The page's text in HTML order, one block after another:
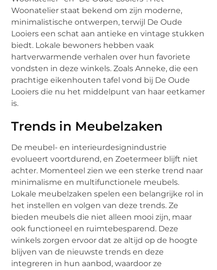
Woonatelier staat bekend om zijn moderne,
minimalistische ontwerpen, terwijl De Oude
Looiers een schat aan antieke en vintage stukken
biedt. Lokale bewoners hebben vaak
hartverwarmende verhalen over hun favoriete
vondsten in deze winkels. Zoals Anneke, die een
prachtige eikenhouten tafel vond bij De Oude
Looiers die nu het middelpunt van haar eetkamer
is.
Trends in Meubelzaken
De meubel- en interieurdesignindustrie
evolueert voortdurend, en Zoetermeer blijft niet
achter. Momenteel zien we een sterke trend naar
minimalisme en multifunctionele meubels.
Lokale meubelzaken spelen een belangrijke rol in
het instellen en volgen van deze trends. Ze
bieden meubels die niet alleen mooi zijn, maar
ook functioneel en ruimtebesparend. Deze
winkels zorgen ervoor dat ze altijd op de hoogte
blijven van de nieuwste trends en deze
integreren in hun aanbod, waardoor ze